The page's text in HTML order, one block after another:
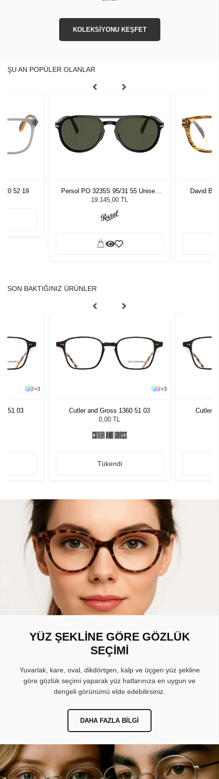
KOLEKSİYONU KEŞFET
ŞU AN POPÜLER OLANLAR
52 19
Persol PO 3235S 95/31 55 Unisex
Güneş Gözlüğü
19.145,00 TL
David
SON BAKTIĞINIZ ÜRÜNLER
+3
51 03
+3
Cutler and Gross 1360 51 03
0,00 TL
Tükendi
Cutler
YÜZ ŞEKLİNE GÖRE GÖZLÜK
SEÇİMİ
Yuvarlak, kare, oval, dikdörtgen, kalp ve üçgen yüz şekline
göre gözlük seçimi yaparak yüz hatlarınıza en uygun ve
dengeli görünümü elde edebilirsiniz.
DAHA FAZLA BILGI